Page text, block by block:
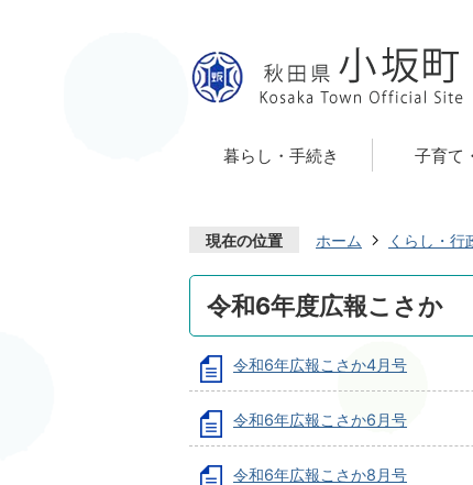
暮らし・手続き 子育て
現在の位置 ホーム くらし・行
令和6年度広報こさか
令和6年広報こさか4月号
令和6年広報こさか6月号
令和6年広報こさか8月号